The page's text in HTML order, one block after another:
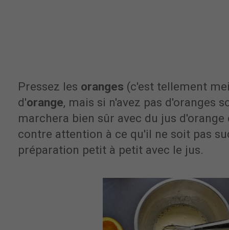
Pressez les oranges (c'est tellement
d'orange, mais si n'avez pas d'oranges
marchera bien sûr avec du jus d'orange
contre attention à ce qu'il ne soit pas
préparation petit à petit avec le jus.